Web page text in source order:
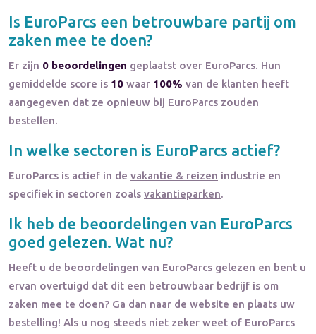
Is EuroParcs een betrouwbare partij om
zaken mee te doen?
Er zijn 0 beoordelingen geplaatst over EuroParcs. Hun
gemiddelde score is 10 waar 100% van de klanten heeft
aangegeven dat ze opnieuw bij EuroParcs zouden
bestellen.
In welke sectoren is EuroParcs actief?
EuroParcs is actief in de vakantie & reizen industrie en
specifiek in sectoren zoals vakantieparken.
Ik heb de beoordelingen van EuroParcs
goed gelezen. Wat nu?
Heeft u de beoordelingen van EuroParcs gelezen en bent u
ervan overtuigd dat dit een betrouwbaar bedrijf is om
zaken mee te doen? Ga dan naar de website en plaats uw
bestelling! Als u nog steeds niet zeker weet of EuroParcs